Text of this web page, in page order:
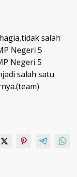
salah
Negeri 5
Negeri 5
salah satu